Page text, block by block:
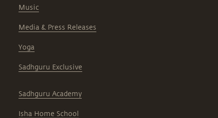
Music
Media & Press Releases
Yoga
Sadhguru Exclusive
Sadhguru Academy
Isha Home School